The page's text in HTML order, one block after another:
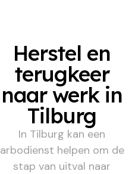
Herstel en
terugkeer
naar werk in
Tilburg
In Tilburg kan een
arbodienst helpen om de
stap van uitval naar